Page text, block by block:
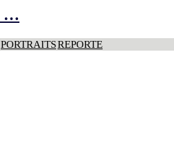
…
PORTRAITSREPORTE